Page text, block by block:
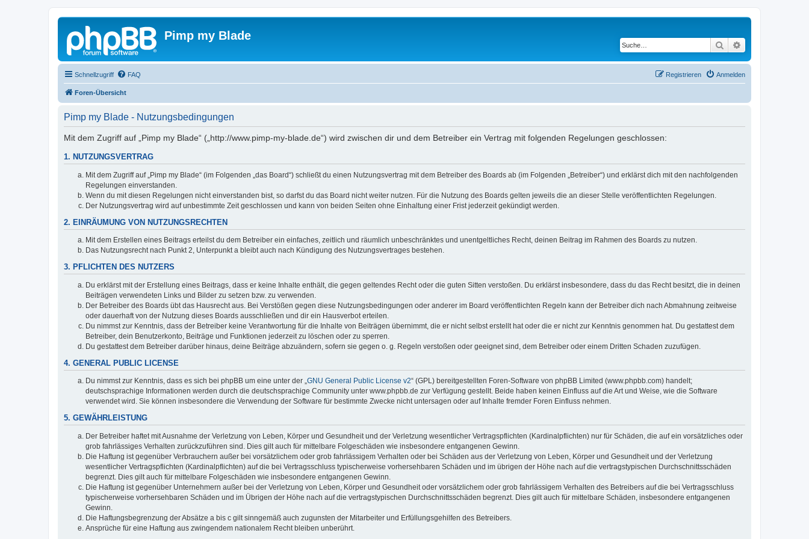
Pimp my Blade
Suche
Schnellzugriff FAQ Anmelden
Registrieren
Foren-Übersicht
Pimp my Blade - Nutzungsbedingungen
Mit dem Zugriff auf „Pimp my Blade“ („http://www.pimp-my-blade.de“) wird zwischen dir und dem Betreiber ein Vertrag mit folgenden Regelungen geschlossen:
1. NUTZUNGSVERTRAG
Mit dem Zugriff auf „Pimp my Blade“ (im Folgenden „das Board“) schließt du einen Nutzungsvertrag mit dem Betreiber des Boards ab (im Folgenden „Betreiber“) und erklärst dich mit den nachfolgenden
Regelungen einverstanden.
Wenn du mit diesen Regelungen nicht einverstanden bist, so darfst du das Board nicht weiter nutzen. Für die Nutzung des Boards gelten jeweils die an dieser Stelle veröffentlichten Regelungen.
Der Nutzungsvertrag wird auf unbestimmte Zeit geschlossen und kann von beiden Seiten ohne Einhaltung einer Frist jederzeit gekündigt werden.
2. EINRÄUMUNG VON NUTZUNGSRECHTEN
Mit dem Erstellen eines Beitrags erteilst du dem Betreiber ein einfaches, zeitlich und räumlich unbeschränktes und unentgeltliches Recht, deinen Beitrag im Rahmen des Boards zu nutzen.
Das Nutzungsrecht nach Punkt 2, Unterpunkt a bleibt auch nach Kündigung des Nutzungsvertrages bestehen.
3. PFLICHTEN DES NUTZERS
Du erklärst mit der Erstellung eines Beitrags, dass er keine Inhalte enthält, die gegen geltendes Recht oder die guten Sitten verstoßen. Du erklärst insbesondere, dass du das Recht besitzt, die in deinen
Beiträgen verwendeten Links und Bilder zu setzen bzw. zu verwenden.
Der Betreiber des Boards übt das Hausrecht aus. Bei Verstößen gegen diese Nutzungsbedingungen oder anderer im Board veröffentlichten Regeln kann der Betreiber dich nach Abmahnung zeitweise
oder dauerhaft von der Nutzung dieses Boards ausschließen und dir ein Hausverbot erteilen.
Du nimmst zur Kenntnis, dass der Betreiber keine Verantwortung für die Inhalte von Beiträgen übernimmt, die er nicht selbst erstellt hat oder die er nicht zur Kenntnis genommen hat. Du gestattest dem
Betreiber, dein Benutzerkonto, Beiträge und Funktionen jederzeit zu löschen oder zu sperren.
Du gestattest dem Betreiber darüber hinaus, deine Beiträge abzuändern, sofern sie gegen o. g. Regeln verstoßen oder geeignet sind, dem Betreiber oder einem Dritten Schaden zuzufügen.
4. GENERAL PUBLIC LICENSE
Du nimmst zur Kenntnis, dass es sich bei phpBB um eine unter der „GNU General Public License v2“ (GPL) bereitgestellten Foren-Software von phpBB Limited (www.phpbb.com) handelt;
deutschsprachige Informationen werden durch die deutschsprachige Community unter www.phpbb.de zur Verfügung gestellt. Beide haben keinen Einfluss auf die Art und Weise, wie die Software
verwendet wird. Sie können insbesondere die Verwendung der Software für bestimmte Zwecke nicht untersagen oder auf Inhalte fremder Foren Einfluss nehmen.
5. GEWÄHRLEISTUNG
Der Betreiber haftet mit Ausnahme der Verletzung von Leben, Körper und Gesundheit und der Verletzung wesentlicher Vertragspflichten (Kardinalpflichten) nur für Schäden, die auf ein vorsätzliches oder
grob fahrlässiges Verhalten zurückzuführen sind. Dies gilt auch für mittelbare Folgeschäden wie insbesondere entgangenen Gewinn.
Die Haftung ist gegenüber Verbrauchern außer bei vorsätzlichem oder grob fahrlässigem Verhalten oder bei Schäden aus der Verletzung von Leben, Körper und Gesundheit und der Verletzung
wesentlicher Vertragspflichten (Kardinalpflichten) auf die bei Vertragsschluss typischerweise vorhersehbaren Schäden und im übrigen der Höhe nach auf die vertragstypischen Durchschnittsschäden
begrenzt. Dies gilt auch für mittelbare Folgeschäden wie insbesondere entgangenen Gewinn.
Die Haftung ist gegenüber Unternehmern außer bei der Verletzung von Leben, Körper und Gesundheit oder vorsätzlichem oder grob fahrlässigem Verhalten des Betreibers auf die bei Vertragsschluss
typischerweise vorhersehbaren Schäden und im Übrigen der Höhe nach auf die vertragstypischen Durchschnittsschäden begrenzt. Dies gilt auch für mittelbare Schäden, insbesondere entgangenen
Gewinn.
Die Haftungsbegrenzung der Absätze a bis c gilt sinngemäß auch zugunsten der Mitarbeiter und Erfüllungsgehilfen des Betreibers.
Ansprüche für eine Haftung aus zwingendem nationalem Recht bleiben unberührt.